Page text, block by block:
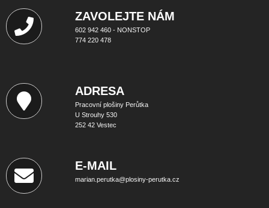
ZAVOLEJTE NÁM
602 942 460 - NONSTOP
774 220 478
ADRESA
Pracovní plošiny Perůtka
U Strouhy 530
252 42 Vestec
E-MAIL
marian.perutka@plosiny-perutka.cz